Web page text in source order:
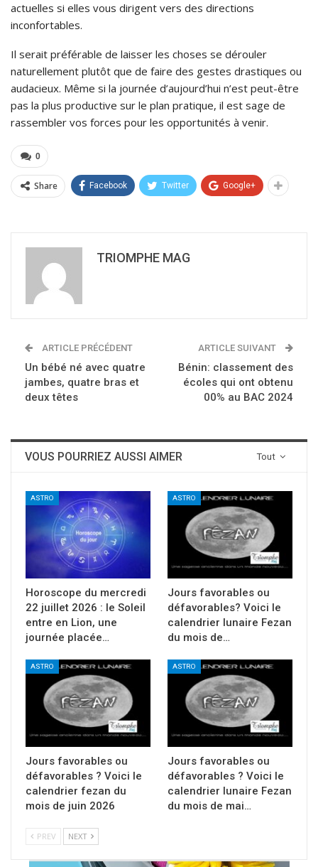
actuelles si elles vous dirigent vers des directions
inconfortables.
Il serait préférable de laisser les choses se dérouler
naturellement plutôt que de faire des gestes drastiques ou
audacieux. Même si la journée d’aujourd’hui n’est peut-être
pas la plus productive sur le plan pratique, il est sage de
rassembler vos forces pour les opportunités à venir.
0
Share Facebook Twitter Google+
TRIOMPHE MAG
ARTICLE PRÉCÉDENT
Un bébé né avec quatre
jambes, quatre bras et
deux têtes
ARTICLE SUIVANT
Bénin: classement des
écoles qui ont obtenu
00% au BAC 2024
Tout
VOUS POURRIEZ AUSSI AIMER
ASTRO
Horoscope du mercredi
22 juillet 2026 : le Soleil
entre en Lion, une
journée placée…
ASTRO
Jours favorables ou
défavorables? Voici le
calendrier lunaire Fezan
du mois de…
ASTRO
Jours favorables ou
défavorables ? Voici le
calendrier fezan du
mois de juin 2026
ASTRO
Jours favorables ou
défavorables ? Voici le
calendrier lunaire Fezan
du mois de mai…
PREV NEXT